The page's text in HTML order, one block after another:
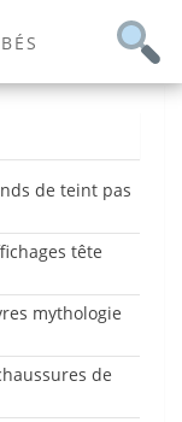
de teint pas
tête
mythologie
de